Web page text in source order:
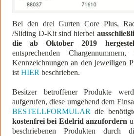
Bei den drei Gurten Core Plus,
/Sliding D-Kit sind hierbei
die ab Oktober 2019
entsprechenden Chargennummern,
Kennzeichnungen an den jeweiligen
istHIER beschrieben.
Besitzer betroffener Produkte
aufgerufen, diese umgehend dem
BESTELLFORMULAR die
kostenfrei bei Edelrid anzufordern
beschriebenen Produkten durch